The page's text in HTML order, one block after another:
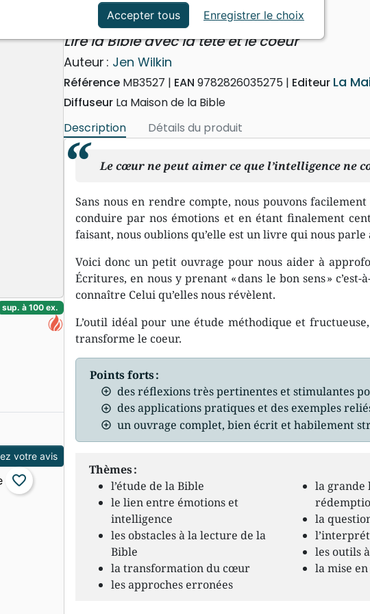
Événements actuels
Femmes de Parole
Lire la Bible avec la tête et le coeur
Auteur : Jen Wilkin
Référence MB3527 EAN 9782826035275 Editeur La
Diffuseur La Maison de la Bible
Description
Détails du produit
Le cœur ne peut aimer ce que l’intelligence ne
Sans nous en rendre compte, nous pouvons
conduire par nos émotions et en étant finalement
faisant, nous oublions qu’elle est un livre qui nous
Voici donc un petit ouvrage pour nous aider à
Écritures, en nous y prenant « dans le bon sens »
connaître Celui qu’elles nous révèlent.
L’outil idéal pour une étude méthodique et
transforme le coeur.
Points forts :
des réflexions très pertinentes et stimulantes
des applications pratiques et des exemples
un ouvrage complet, bien écrit et habilement
Thèmes :
l’étude de la Bible
le lien entre émotions et
intelligence
les obstacles à la lecture de la
Bible
la transformation du cœur
les approches erronées
la grande
la
les outils
la mise
sup. à 100 ex.
votre avis
favorite_border
Accepter tous Enregistrer le choix